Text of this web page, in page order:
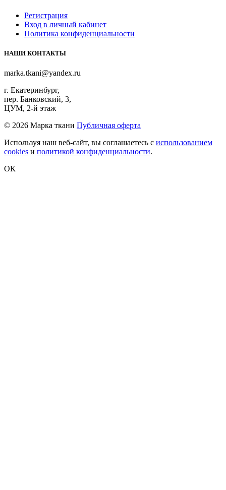
Регистрация
Вход в личный кабинет
Политика конфиденциальности
НАШИ КОНТАКТЫ
marka.tkani@yandex.ru
г. Екатеринбург,
пер. Банковский, 3,
ЦУМ, 2-й этаж
© 2026 Марка ткани Публичная оферта
Используя наш веб-сайт, вы соглашаетесь с использованием
cookies и политикой конфиденциальности.
ОК